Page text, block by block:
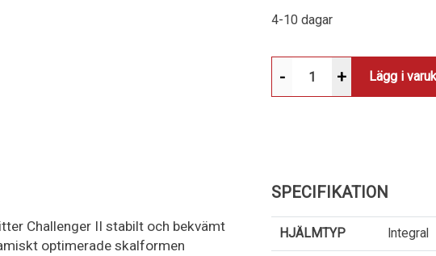
4-10 dagar
- + Lägg i
Challenger II stabilt och bekvämt
optimerade skalformen
SPECIFIKATION
HJÄLMTYP Integral